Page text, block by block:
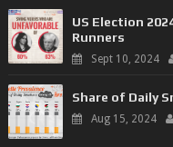
US Election
Runners
Sept 10, 2024
Share of Daily
Aug 15, 2024